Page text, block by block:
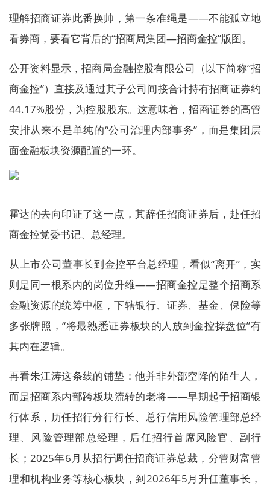
理解招商证券此番换帅，第一条准绳是——不能孤立地
看券商，要看它背后的“招商局集团—招商金控”版图。
公开资料显示，招商局金融控股有限公司（以下简称“招
商金控”）直接及通过其子公司间接合计持有招商证券约
44.17%股份，为控股股东。这意味着，招商证券的高管
安排从来不是单纯的“公司治理内部事务”，而是集团层
面金融板块资源配置的一环。
霍达的去向印证了这一点，其辞任招商证券后，赴任招
商金控党委书记、总经理。
从上市公司董事长到金控平台总经理，看似“离开”，实
则是同一根系内的岗位升维——招商金控是整个招商系
金融资源的统筹中枢，下辖银行、证券、基金、保险等
多张牌照，“将最熟悉证券板块的人放到金控操盘位”有
其内在逻辑。
再看朱江涛这条线的铺垫：他并非外部空降的陌生人，
而是招商系内部跨板块流转的老将——早期起于招商银
行体系，历任招行分行行长、总行信用风险管理部总经
理、风险管理部总经理，后任招行首席风险官、副行
长；2025年6月从招行调任招商证券总裁，分管财富管
理和机构业务等核心板块，到2026年5月升任董事长，